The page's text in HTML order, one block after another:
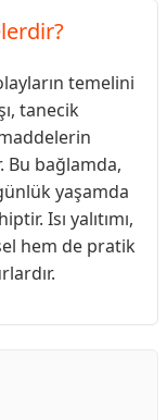
temelini
tanecik
Bu bağlamda,
yaşamda
Isı yalıtımı,
hem de pratik